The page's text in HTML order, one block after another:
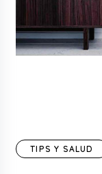
TIPS Y SALUD